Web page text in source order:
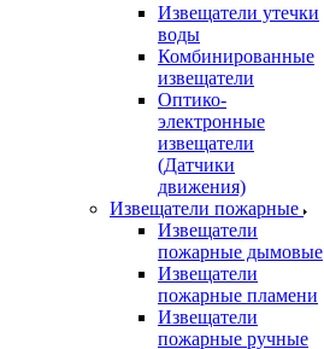
Извещатели утечки
воды
Комбинированные
извещатели
Оптико-
электронные
извещатели
(Датчики
движения)
Извещатели пожарные
Извещатели
пожарные дымовые
Извещатели
пожарные пламени
Извещатели
пожарные ручные